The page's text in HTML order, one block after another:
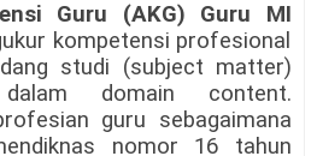
Guru (AKG) Guru MI
kompetensi profesional
studi (subject matter)
domain content.
guru sebagaimana
nomor 16 tahun